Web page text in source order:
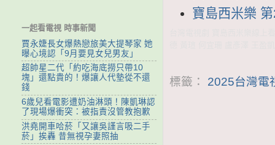
寶島西米樂
標籤： 2025台灣電
一起看電視 時事新聞
賈永婕長女爆熱戀旅美大提琴家 她
曝心境認「9月要見女兒男友」
超帥星二代「約吃海底撈只帶10
塊」還點貴的！爆讓人代墊從不還
錢
6歲兒看電影遭奶油淋頭！陳凱琳認
了現場爆衝突：被指責沒管教抱歉
洪堯開車哈菸「又讓吳謹言吸二手
菸」挨轟 昔無視孕妻照抽